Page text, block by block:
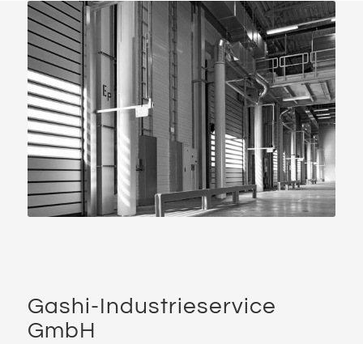
Gashi-Industrieservice
GmbH